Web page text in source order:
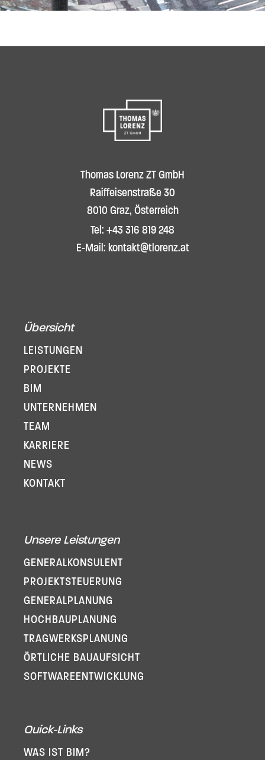
Thomas Lorenz ZT GmbH
Raiffeisenstraße 30
8010 Graz, Österreich
Tel: +43 316 819 248
E-Mail: kontakt@tlorenz.at
Übersicht
LEISTUNGEN
PROJEKTE
BIM
UNTERNEHMEN
TEAM
KARRIERE
NEWS
KONTAKT
Unsere Leistungen
GENERAL­KONSULENT
PROJEKT­STEUERUNG
GENERAL­PLANUNG
HOCHBAUPLANUNG
TRAGWERKSPLANUNG
ÖRTLICHE BAUAUFSICHT
SOFTWARE­ENTWICKLUNG
Quick-Links
WAS IST BIM?